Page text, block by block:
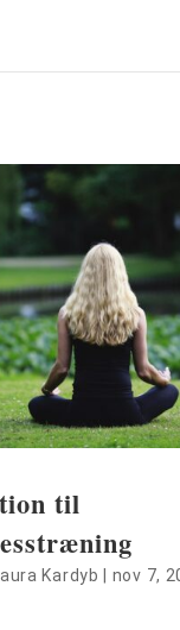
til
Kardyb nov 7,